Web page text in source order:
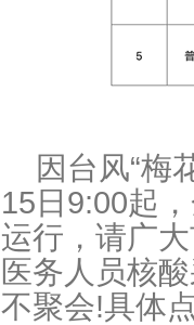
因台风“梅
15日9:00起
运行，请广
医务人员核
不聚会!具体